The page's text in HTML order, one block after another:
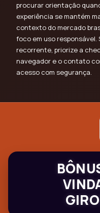
procurar orientação
experiência se mantém
contexto do mercado
foco em uso responsável.
recorrente, priorize a
navegador e o contato
acesso com segurança.